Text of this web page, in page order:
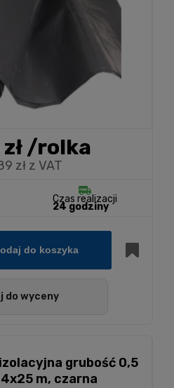
/rolka
zł z VAT
Czas realizacji
24 godziny
do koszyka
do wyceny
grubość 0,5
m, czarna